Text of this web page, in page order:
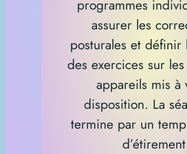
programmes
assurer les
posturales et définir
des exercices sur
appareils mis à
disposition. La
termine par un
d’étirement